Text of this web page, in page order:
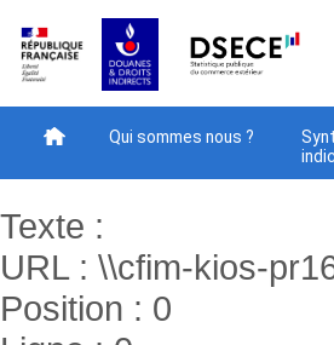
XML
Une erreur
Code : -2147024843
Raison : Le chemin
Texte :
URL : \\cfim-kios-
Position : 0
Qui sommes nous ?